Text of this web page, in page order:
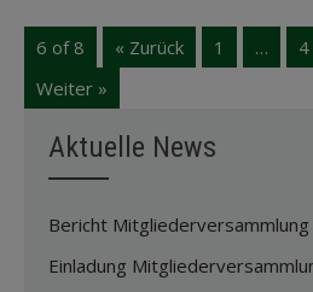
6 of 8 « Zurück 1 … 4
Weiter »
Aktuelle News
Bericht
Einladung